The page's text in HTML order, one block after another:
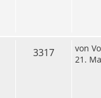
3317 von
21.